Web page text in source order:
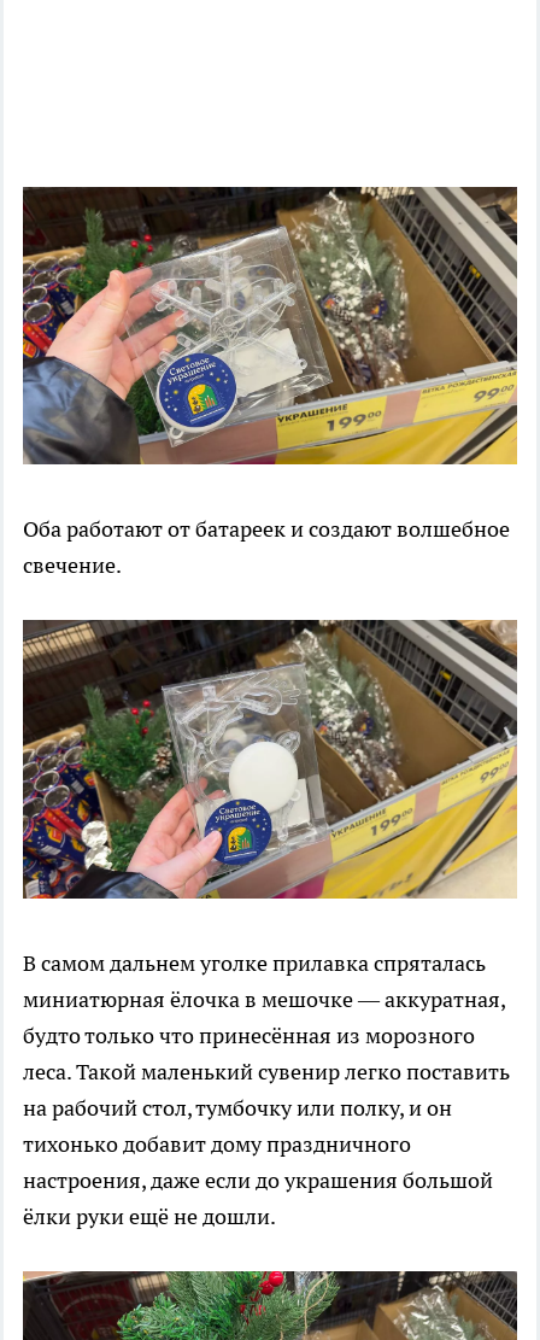
Оба работают от батареек и создают волшебное
свечение.
В самом дальнем уголке прилавка спряталась
миниатюрная ёлочка в мешочке — аккуратная,
будто только что принесённая из морозного
леса. Такой маленький сувенир легко поставить
на рабочий стол, тумбочку или полку, и он
тихонько добавит дому праздничного
настроения, даже если до украшения большой
ёлки руки ещё не дошли.